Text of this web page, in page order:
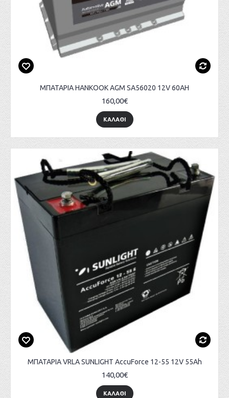
ΜΠΑΤΑΡΙΑ HANKOOK AGM SA56020 12V 60AH
160,00€
ΚΑΛΑΘΙ
ΜΠΑΤΑΡΙΑ VRLA SUNLIGHT AccuForce 12-55 12V 55Ah
140,00€
ΚΑΛΑΘΙ